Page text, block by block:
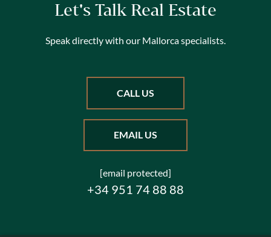
Let's Talk Real Estate
Speak directly with our Mallorca specialists.
CALL US
EMAIL US
[email protected]
+34 951 74 88 88